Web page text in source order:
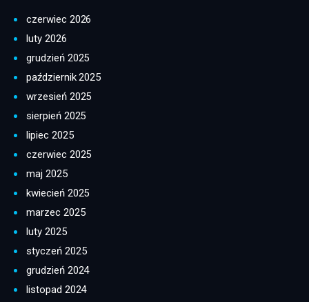
czerwiec 2026
luty 2026
grudzień 2025
październik 2025
wrzesień 2025
sierpień 2025
lipiec 2025
czerwiec 2025
maj 2025
kwiecień 2025
marzec 2025
luty 2025
styczeń 2025
grudzień 2024
listopad 2024